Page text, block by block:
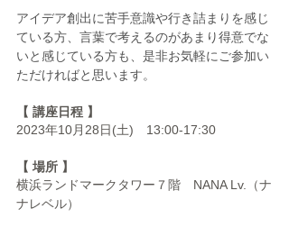
アイデア創出に苦手意識や行き詰まりを感じ
ている方、言葉で考えるのがあまり得意でな
いと感じている方も、是非お気軽にご参加い
ただければと思います。
【 講座日程 】
2023年10月28日(土)　13:00-17:30
【 場所 】
横浜ランドマークタワー７階　NANA Lv.（ナ
ナレベル）